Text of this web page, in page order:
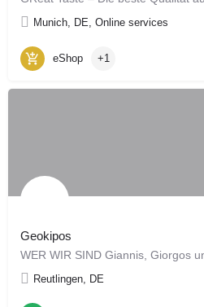
Munich, DE, Online services
eShop +1
Geokipos
Reutlingen, DE